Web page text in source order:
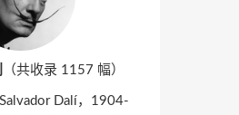
（共收录 1157 幅）
Dalí，1904-